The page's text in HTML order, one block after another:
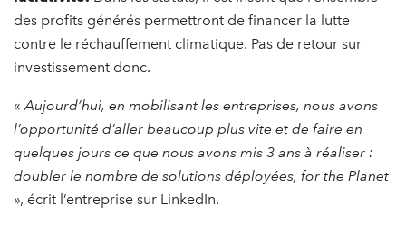
des profits générés permettront de financer la lutte
contre le réchauffement climatique. Pas de retour sur
investissement donc.
« Aujourd’hui, en mobilisant les entreprises, nous avons
l’opportunité d’aller beaucoup plus vite et de faire en
quelques jours ce que nous avons mis 3 ans à réaliser :
doubler le nombre de solutions déployées, for the Planet
», écrit l’entreprise sur LinkedIn.